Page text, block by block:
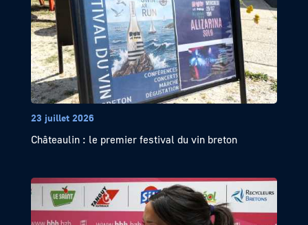
23 juillet 2026
Châteaulin : le premier festival du vin breton